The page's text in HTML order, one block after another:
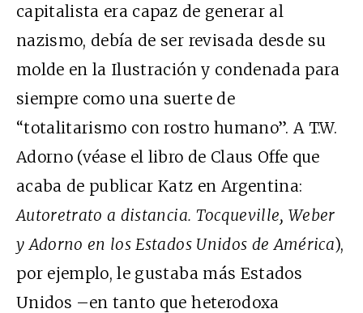
capitalista era capaz de generar al
nazismo, debía de ser revisada desde su
molde en la Ilustración y condenada para
siempre como una suerte de
“totalitarismo con rostro humano”. A T.W.
Adorno (véase el libro de Claus Offe que
acaba de publicar Katz en Argentina:
Autoretrato a distancia. Tocqueville, Weber
y Adorno en los Estados Unidos de América),
por ejemplo, le gustaba más Estados
Unidos –en tanto que heterodoxa